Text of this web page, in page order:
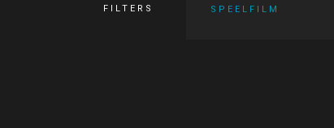
FILTERS SPEELFILM